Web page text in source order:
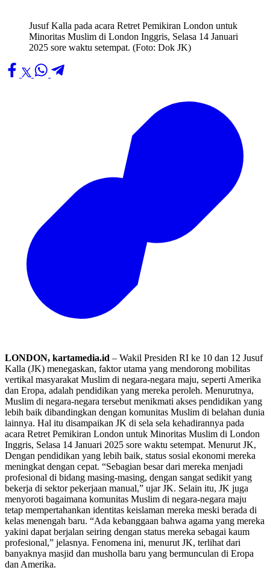
Jusuf Kalla pada acara Retret Pemikiran London untuk
Minoritas Muslim di London Inggris, Selasa 14 Januari
2025 sore waktu setempat. (Foto: Dok JK)
LONDON, kartamedia.id – Wakil Presiden RI ke 10 dan 12 Jusuf
Kalla (JK) menegaskan, faktor utama yang mendorong mobilitas
vertikal masyarakat Muslim di negara-negara maju, seperti Amerika
dan Eropa, adalah pendidikan yang mereka peroleh. Menurutnya,
Muslim di negara-negara tersebut menikmati akses pendidikan yang
lebih baik dibandingkan dengan komunitas Muslim di belahan dunia
lainnya. Hal itu disampaikan JK di sela sela kehadirannya pada
acara Retret Pemikiran London untuk Minoritas Muslim di London
Inggris, Selasa 14 Januari 2025 sore waktu setempat. Menurut JK,
Dengan pendidikan yang lebih baik, status sosial ekonomi mereka
meningkat dengan cepat. “Sebagian besar dari mereka menjadi
profesional di bidang masing-masing, dengan sangat sedikit yang
bekerja di sektor pekerjaan manual,” ujar JK. Selain itu, JK juga
menyoroti bagaimana komunitas Muslim di negara-negara maju
tetap mempertahankan identitas keislaman mereka meski berada di
kelas menengah baru. “Ada kebanggaan bahwa agama yang mereka
yakini dapat berjalan seiring dengan status mereka sebagai kaum
profesional,” jelasnya. Fenomena ini, menurut JK, terlihat dari
banyaknya masjid dan musholla baru yang bermunculan di Eropa
dan Amerika.